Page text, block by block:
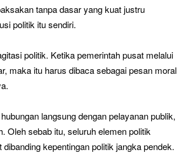
tanpa dasar yang kuat justru
politik itu sendiri.
politik. Ketika pemerintah pusat melalui
maka itu harus dibaca sebagai pesan moral
langsung dengan pelayanan publik,
Oleh sebab itu, seluruh elemen politik
kepentingan politik jangka pendek.